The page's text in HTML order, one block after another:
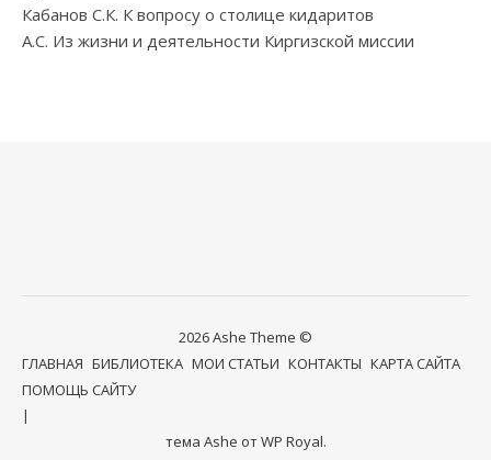
Кабанов С.К. К вопросу о столице кидаритов
А.С. Из жизни и деятельности Киргизской миссии
2026 Ashe Theme ©
ГЛАВНАЯ БИБЛИОТЕКА МОИ СТАТЬИ КОНТАКТЫ КАРТА САЙТА
ПОМОЩЬ САЙТУ
тема Ashe отWP Royal.